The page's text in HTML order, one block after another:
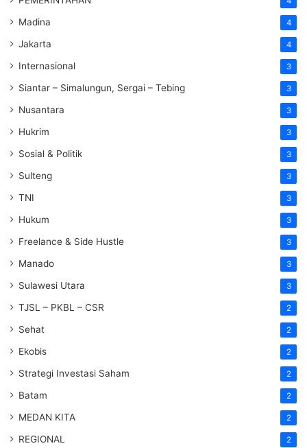
Madina 4
Jakarta 4
Internasional 3
Siantar – Simalungun, Sergai – Tebing 3
Nusantara 3
Hukrim 3
Sosial & Politik 3
Sulteng 3
TNI 3
Hukum 3
Freelance & Side Hustle 3
Manado 3
Sulawesi Utara 3
TJSL – PKBL – CSR 2
Sehat 2
Ekobis 2
Strategi Investasi Saham 2
Batam 2
MEDAN KITA 2
REGIONAL 2